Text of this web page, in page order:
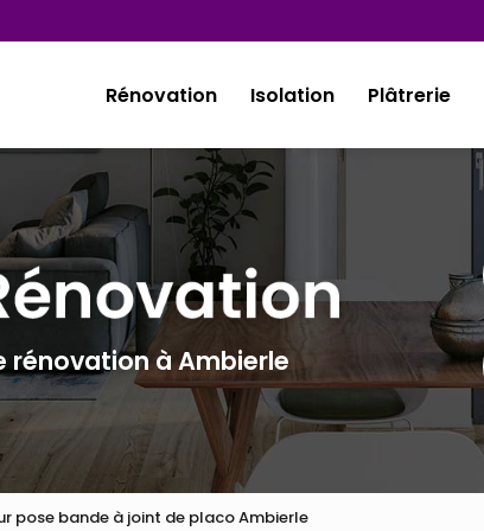
Rénovation
Isolation Plâtrerie
rénovation à Ambierle
pose bande à joint de placo Ambierle